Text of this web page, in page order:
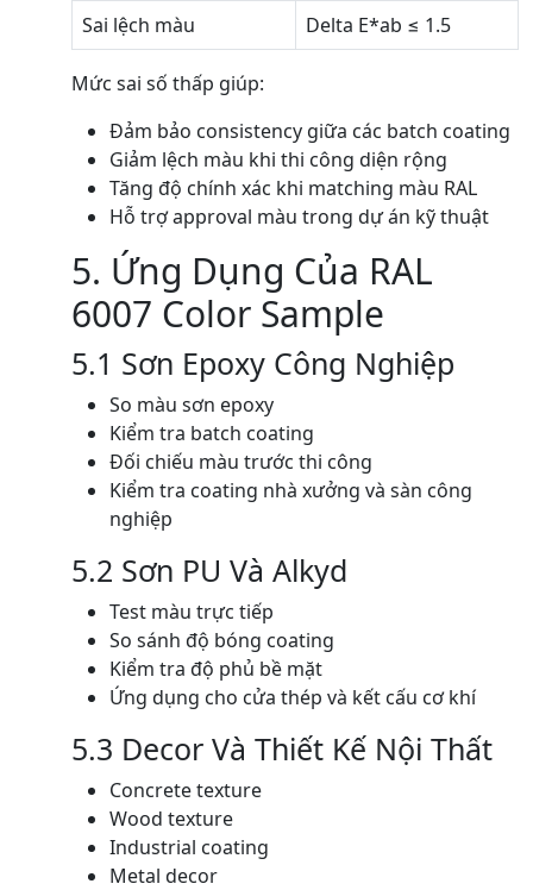
Sai lệch màu
Delta E*ab ≤ 1.5
Mức sai số thấp giúp:
Đảm bảo consistency giữa các batch coating
Giảm lệch màu khi thi công diện rộng
Tăng độ chính xác khi matching màu RAL
Hỗ trợ approval màu trong dự án kỹ thuật
5. Ứng Dụng Của RAL
6007 Color Sample
5.1 Sơn Epoxy Công Nghiệp
So màu sơn epoxy
Kiểm tra batch coating
Đối chiếu màu trước thi công
Kiểm tra coating nhà xưởng và sàn công
nghiệp
5.2 Sơn PU Và Alkyd
Test màu trực tiếp
So sánh độ bóng coating
Kiểm tra độ phủ bề mặt
Ứng dụng cho cửa thép và kết cấu cơ khí
5.3 Decor Và Thiết Kế Nội Thất
Concrete texture
Wood texture
Industrial coating
Metal decor